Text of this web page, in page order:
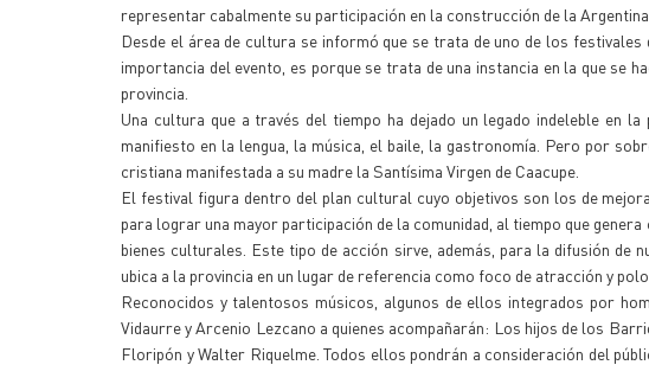
representar cabalmente su participación en la construcción de la Argentina.
Desde el área de cultura se informó que se trata de uno de los
importancia del evento, es porque se trata de una instancia en la que se
provincia.
Una cultura que a través del tiempo ha dejado un legado indeleble en
manifiesto en la lengua, la música, el baile, la gastronomía. Pero por
cristiana manifestada a su madre la Santísima Virgen de Caacupe.
El festival figura dentro del plan cultural cuyo objetivos son los de
para lograr una mayor participación de la comunidad, al tiempo que
bienes culturales. Este tipo de acción sirve, además, para la difusión
ubica a la provincia en un lugar de referencia como foco de atracción y
Reconocidos y talentosos músicos, algunos de ellos integrados por
Vidaurre y Arcenio Lezcano a quienes acompañarán: Los hijos de los
Floripón y Walter Riquelme. Todos ellos pondrán a consideración del